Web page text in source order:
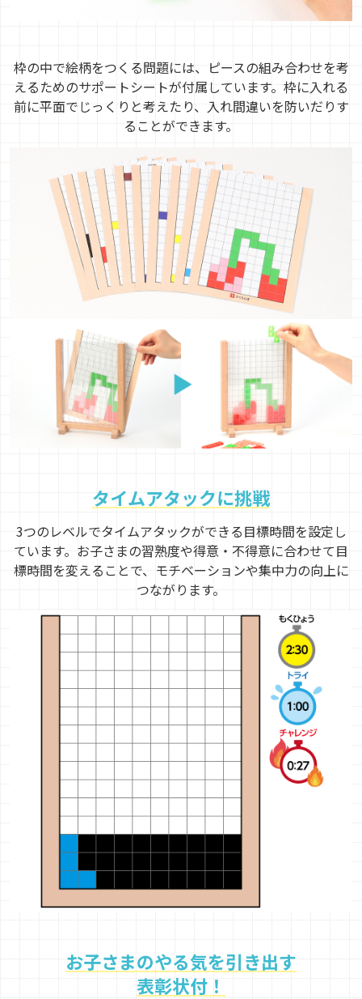
枠の中で絵柄をつくる問題には、ピースの組み合わせを考
えるためのサポートシートが付属しています。枠に入れる
前に平面でじっくりと考えたり、入れ間違いを防いだりす
ることができます。
タイムアタックに挑戦
3つのレベルでタイムアタックができる目標時間を設定し
ています。お子さまの習熟度や得意・不得意に合わせて目
標時間を変えることで、モチベーションや集中力の向上に
つながります。
お子さまのやる気を引き出す
表彰状付！